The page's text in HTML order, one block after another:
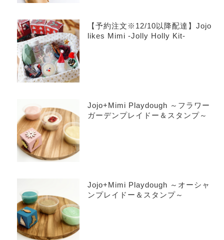
【予約注文※12/10以降配達】Jojo
likes Mimi -Jolly Holly Kit-
Jojo+Mimi Playdough ～フラワー
ガーデンプレイドー＆スタンプ～
Jojo+Mimi Playdough ～オーシャ
ンプレイドー＆スタンプ～